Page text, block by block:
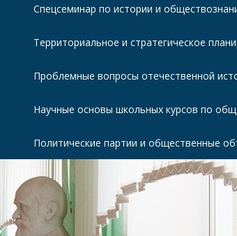
Спецсеминар по истории и
Территориальное и стратегическое
Проблемные вопросы отечественной
Научные основы школьных курсов по
Политические партии и общественные